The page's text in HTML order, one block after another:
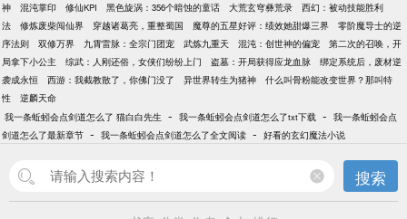
神
混沌掌印 修仙KPI 黑色旋涡：356个暗蚀的童话 大荒玄穹彝荒录
西幻：被动技能胜利
法
修炼废柴闯仙界 穿越诸葛亮，重整蜀国 魔尊的五星好评：绩效她甜爆三界
零阶魔导士的逆
序法则
双修万界 九霄雷脉：全宗门团宠 武炼九重天 混沌：创世神的偏宠
第二次的召唤，开
局拿下小公主
综武：人刚还俗，女侠们纷纷上门 盗墓：开局获得应龙血脉
绑定系统后，废材逆
袭成永恒
西游：我截教散了，你佛门没了 异世界转生为猪神
什么叫骨粉能改变世界？那叫特
性
逆麟天命
我一条蚯蚓会点剑道怎么了 猫白白先生 - 我一条蚯蚓会点剑道怎么了txt下载 - 我一条蚯蚓会点
剑道怎么了最新章节 - 我一条蚯蚓会点剑道怎么了全文阅读 - 好看的玄幻魔法小说
搜索